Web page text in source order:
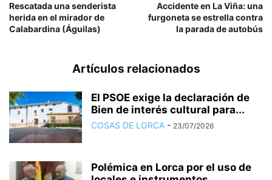
Rescatada una senderista
herida en el mirador de
Calabardina (Águilas)
Accidente en La Viña: una
furgoneta se estrella contra
la parada de autobús
Artículos relacionados
El PSOE exige la declaración de
Bien de interés cultural para...
COSAS DE LORCA - 23/07/2026
Polémica en Lorca por el uso de